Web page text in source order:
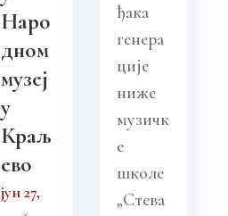
Наро
дном
музеј
у
Краљ
ево
јун 27,
ђака
генера
ције
ниже
музичк
е
школе
„Стева